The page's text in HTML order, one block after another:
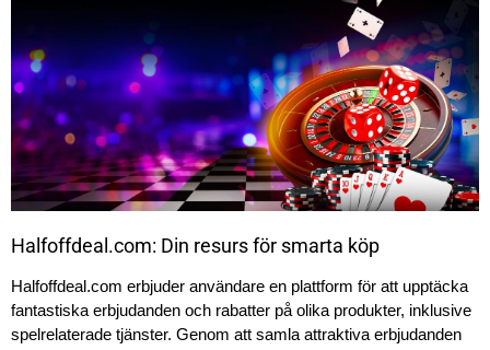
Halfoffdeal.com: Din resurs för smarta köp
Halfoffdeal.com erbjuder användare en plattform för att upptäcka
fantastiska erbjudanden och rabatter på olika produkter, inklusive
spelrelaterade tjänster. Genom att samla attraktiva erbjudanden